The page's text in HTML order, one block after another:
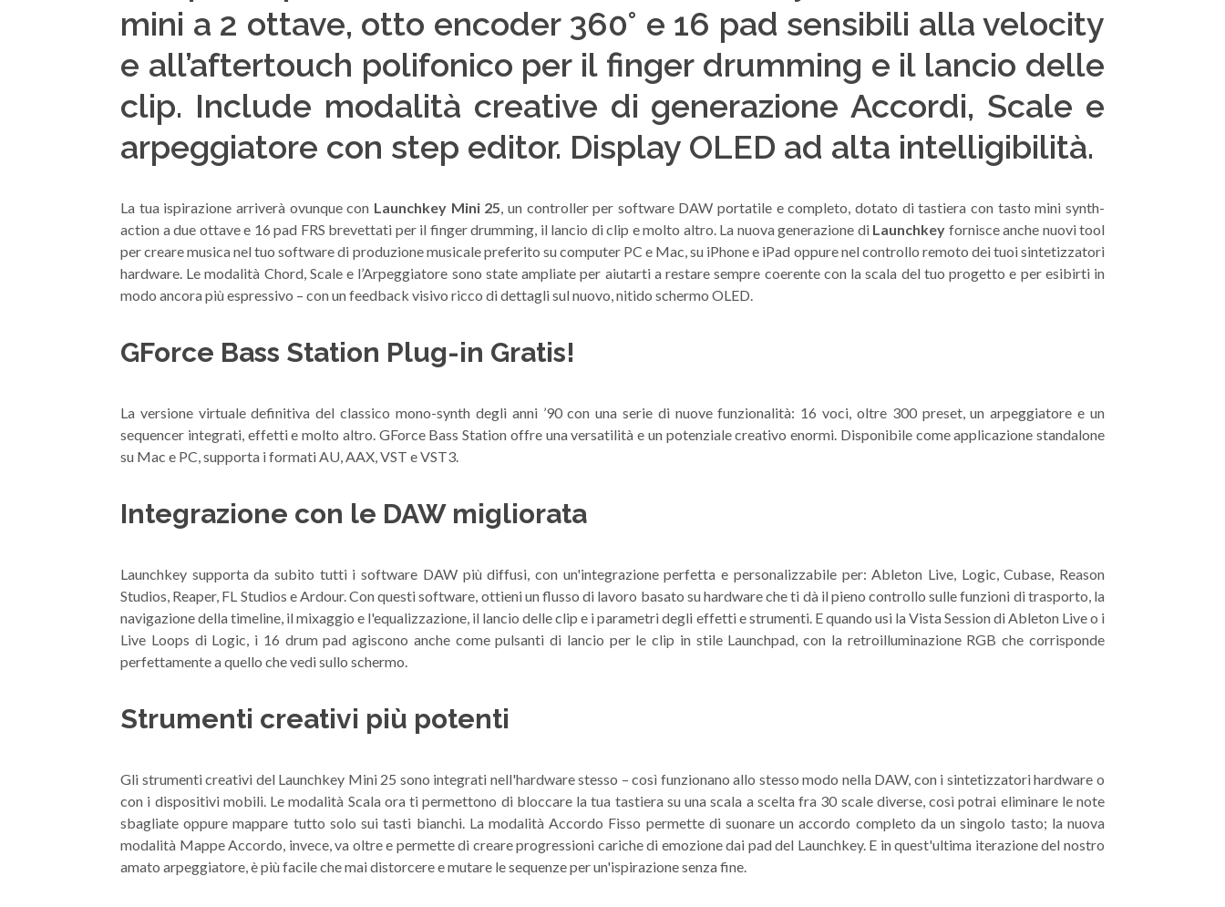
mini a 2 ottave, otto encoder 360° e 16 pad sensibili alla velocity
e all’aftertouch polifonico per il finger drumming e il lancio delle
clip. Include modalità creative di generazione Accordi, Scale e
arpeggiatore con step editor. Display OLED ad alta intelligibilità.
La tua ispirazione arriverà ovunque con Launchkey Mini 25, un controller per software DAW portatile e completo, dotato di tastiera con tasto mini synth-
action a due ottave e 16 pad FRS brevettati per il finger drumming, il lancio di clip e molto altro. La nuova generazione di Launchkey fornisce anche nuovi tool
per creare musica nel tuo software di produzione musicale preferito su computer PC e Mac, su iPhone e iPad oppure nel controllo remoto dei tuoi sintetizzatori
hardware. Le modalità Chord, Scale e l’Arpeggiatore sono state ampliate per aiutarti a restare sempre coerente con la scala del tuo progetto e per esibirti in
modo ancora più espressivo – con un feedback visivo ricco di dettagli sul nuovo, nitido schermo OLED.
GForce Bass Station Plug-in Gratis!
La versione virtuale definitiva del classico mono-synth degli anni ’90 con una serie di nuove funzionalità: 16 voci, oltre 300 preset, un arpeggiatore e un
sequencer integrati, effetti e molto altro. GForce Bass Station offre una versatilità e un potenziale creativo enormi. Disponibile come applicazione standalone
su Mac e PC, supporta i formati AU, AAX, VST e VST3.
Integrazione con le DAW migliorata
Launchkey supporta da subito tutti i software DAW più diffusi, con un'integrazione perfetta e personalizzabile per: Ableton Live, Logic, Cubase, Reason
Studios, Reaper, FL Studios e Ardour. Con questi software, ottieni un flusso di lavoro basato su hardware che ti dà il pieno controllo sulle funzioni di trasporto, la
navigazione della timeline, il mixaggio e l'equalizzazione, il lancio delle clip e i parametri degli effetti e strumenti. E quando usi la Vista Session di Ableton Live o i
Live Loops di Logic, i 16 drum pad agiscono anche come pulsanti di lancio per le clip in stile Launchpad, con la retroilluminazione RGB che corrisponde
perfettamente a quello che vedi sullo schermo.
Strumenti creativi più potenti
Gli strumenti creativi del Launchkey Mini 25 sono integrati nell'hardware stesso – così funzionano allo stesso modo nella DAW, con i sintetizzatori hardware o
con i dispositivi mobili. Le modalità Scala ora ti permettono di bloccare la tua tastiera su una scala a scelta fra 30 scale diverse, così potrai eliminare le note
sbagliate oppure mappare tutto solo sui tasti bianchi. La modalità Accordo Fisso permette di suonare un accordo completo da un singolo tasto; la nuova
modalità Mappe Accordo, invece, va oltre e permette di creare progressioni cariche di emozione dai pad del Launchkey. E in quest'ultima iterazione del nostro
amato arpeggiatore, è più facile che mai distorcere e mutare le sequenze per un'ispirazione senza fine.